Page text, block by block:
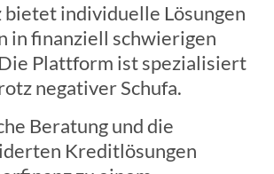
bietet individuelle Lösungen
in finanziell schwierigen
Plattform ist spezialisiert
negativer Schufa.
Beratung und die
Kreditlösungen